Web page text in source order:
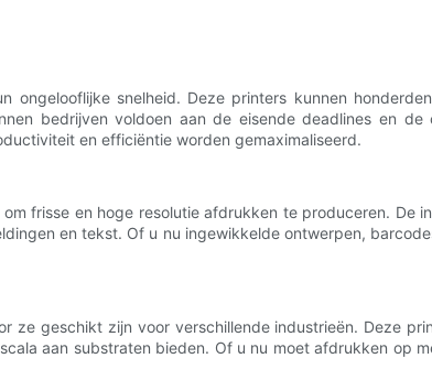
ongelooflijke snelheid. Deze printers kunnen
bedrijven voldoen aan de eisende deadlines en
en efficiëntie worden gemaximaliseerd.
frisse en hoge resolutie afdrukken te produceren.
en tekst. Of u nu ingewikkelde ontwerpen,
ze geschikt zijn voor verschillende industrieën. Deze
aan substraten bieden. Of u nu moet afdrukken op